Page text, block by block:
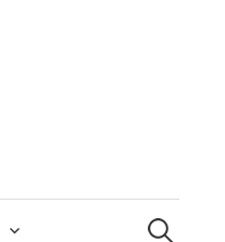
Suchen
nach: